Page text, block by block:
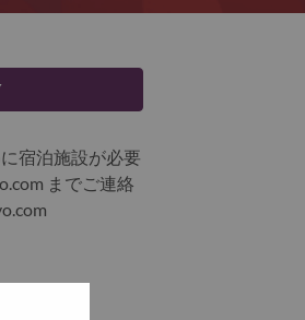
宿泊施設が必要
までご連絡